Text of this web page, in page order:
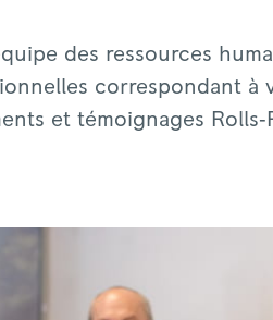
des ressources
correspondant à
et témoignages